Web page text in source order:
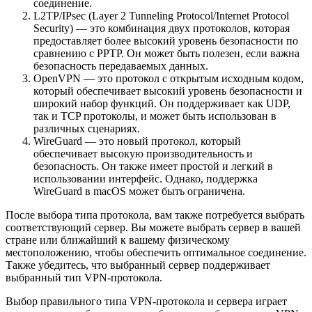
соединение.
L2TP/IPsec (Layer 2 Tunneling Protocol/Internet Protocol
Security) — это комбинация двух протоколов, которая
предоставляет более высокий уровень безопасности по
сравнению с PPTP. Он может быть полезен, если важна
безопасность передаваемых данных.
OpenVPN — это протокол с открытым исходным кодом,
который обеспечивает высокий уровень безопасности и
широкий набор функций. Он поддерживает как UDP,
так и TCP протоколы, и может быть использован в
различных сценариях.
WireGuard — это новый протокол, который
обеспечивает высокую производительность и
безопасность. Он также имеет простой и легкий в
использовании интерфейс. Однако, поддержка
WireGuard в macOS может быть ограничена.
После выбора типа протокола, вам также потребуется выбрать
соответствующий сервер. Вы можете выбрать сервер в вашей
стране или ближайший к вашему физическому
местоположению, чтобы обеспечить оптимальное соединение.
Также убедитесь, что выбранный сервер поддерживает
выбранный тип VPN-протокола.
Выбор правильного типа VPN-протокола и сервера играет